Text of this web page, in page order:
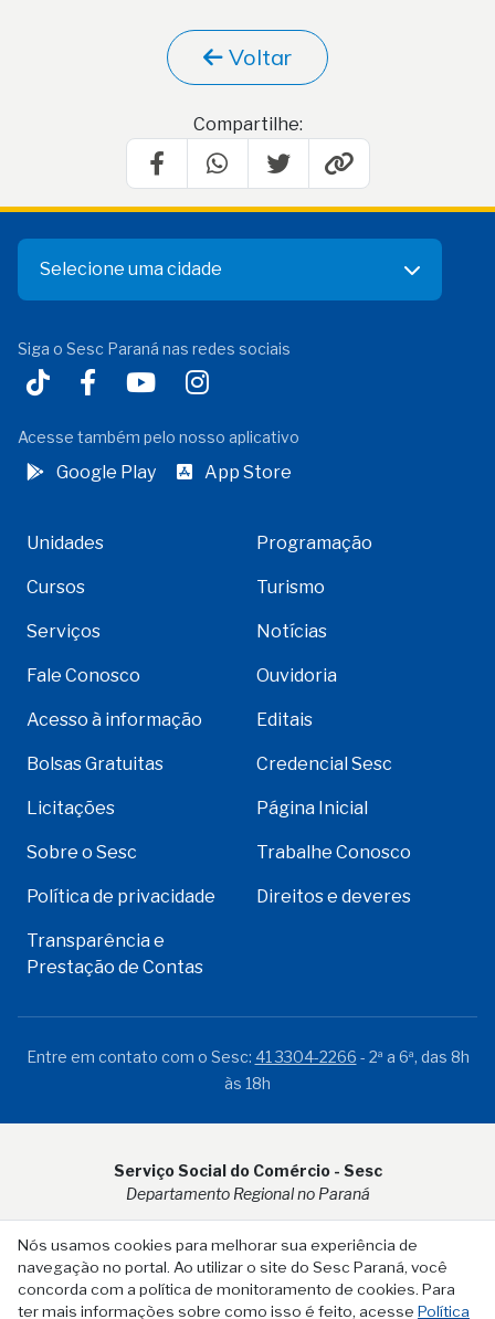
Nós usamos cookies para melhorar sua experiência de
navegação no portal. Ao utilizar o site do Sesc Paraná, você
concorda com a política de monitoramento de cookies. Para
ter mais informações sobre como isso é feito, acesse Política
Voltar
Compartilhe:
Selecione uma cidade
Siga o Sesc Paraná nas redes sociais
Acesse também pelo nosso aplicativo
Google Play App Store
Unidades Programação
Cursos Turismo
Serviços Notícias
Fale Conosco Ouvidoria
Acesso à informação Editais
Bolsas Gratuitas Credencial Sesc
Licitações Página Inicial
Sobre o Sesc Trabalhe Conosco
Política de privacidade Direitos e deveres
Transparência e
Prestação de Contas
Entre em contato com o Sesc: 41 3304-2266 - 2ª a 6ª, das 8h
às 18h
Serviço Social do Comércio - Sesc
Departamento Regional no Paraná
Rua Visconde do Rio Branco, 931 - CEP 80.410-001 - Curitiba -
PR